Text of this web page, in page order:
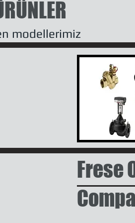
modellerimiz
Frese